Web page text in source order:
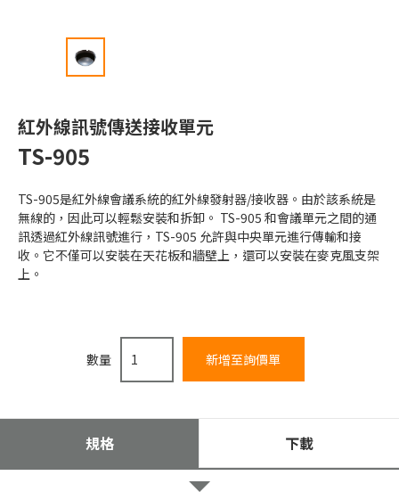
紅外線訊號傳送接收單元
TS-905
TS-905是紅外線會議系統的紅外線發射器/接收器。由於該系統是
無線的，因此可以輕鬆安裝和拆卸。 TS-905 和會議單元之間的通
訊透過紅外線訊號進行，TS-905 允許與中央單元進行傳輸和接
收。它不僅可以安裝在天花板和牆壁上，還可以安裝在麥克風支架
上。
數量
規格 下載